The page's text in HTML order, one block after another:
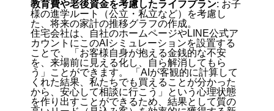
教育費や老後資金を考慮したライフプラン: お子
様の進学ルート（公立・私立など）を考慮し
た、将来の家計の推移グラフの作成。
住宅会社は、自社のホームページやLINE公式ア
カウントにこのAIシミュレーションを設置する
ことで、「お客様自身が抱える金銭的な不安
を、来場前に見える化し、自ら解消してもら
う」ことができます。 「AIが客観的に計算して
くれた結果、私たちでも買えることが分かった
から、安心して相談に行こう」という心理状態
を作り出すことができるため、結果として質の